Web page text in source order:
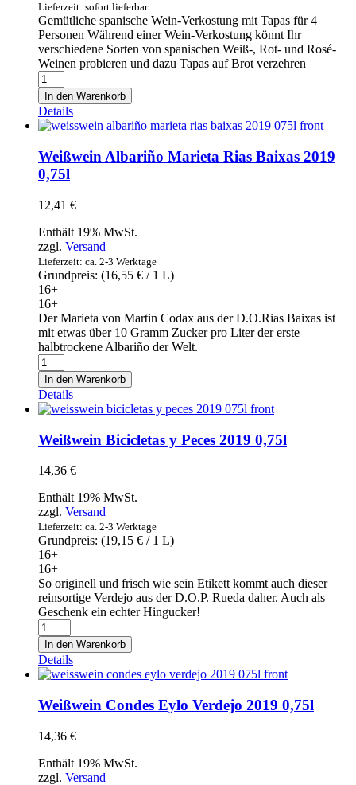
Lieferzeit: sofort lieferbar
Gemütliche spanische Wein-Verkostung mit Tapas für 4
Personen Während einer Wein-Verkostung könnt Ihr
verschiedene Sorten von spanischen Weiß-, Rot- und Rosé-
Weinen probieren und dazu Tapas auf Brot verzehren
Wein-
Verkostung
mit
Tapas
für
4
Personen
-
Menge
In den Warenkorb
Details
Weißwein Albariño Marieta Rias Baixas 2019
0,75l
12,41 €
Enthält 19% MwSt.
zzgl. Versand
Lieferzeit: ca. 2-3 Werktage
Grundpreis: (16,55 € / 1 L)
16+
16+
Der Marieta von Martin Codax aus der D.O.Rias Baixas ist
mit etwas über 10 Gramm Zucker pro Liter der erste
halbtrockene Albariño der Welt.
Weißwein
Albariño
Marieta
Rias
Baixas
2019
0,75l
In den Warenkorb
Details
Weißwein Bicicletas y Peces 2019 0,75l
14,36 €
Enthält 19% MwSt.
zzgl. Versand
Lieferzeit: ca. 2-3 Werktage
Grundpreis: (19,15 € / 1 L)
16+
16+
So originell und frisch wie sein Etikett kommt auch dieser
reinsortige Verdejo aus der D.O.P. Rueda daher. Auch als
Geschenk ein echter Hingucker!
Weißwein
Bicicletas
y
Peces
2019
0,75l
Menge
In den Warenkorb
Details
Weißwein Condes Eylo Verdejo 2019 0,75l
14,36 €
Enthält 19% MwSt.
zzgl. Versand